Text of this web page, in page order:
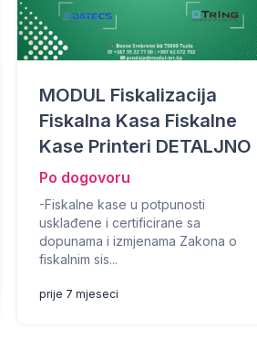
MODUL Fiskalizacija
Fiskalna Kasa Fiskalne
Kase Printeri DETALJNO
Po dogovoru
-Fiskalne kase u potpunosti
usklađene i certificirane sa
dopunama i izmjenama Zakona o
fiskalnim sis...
prije 7 mjeseci